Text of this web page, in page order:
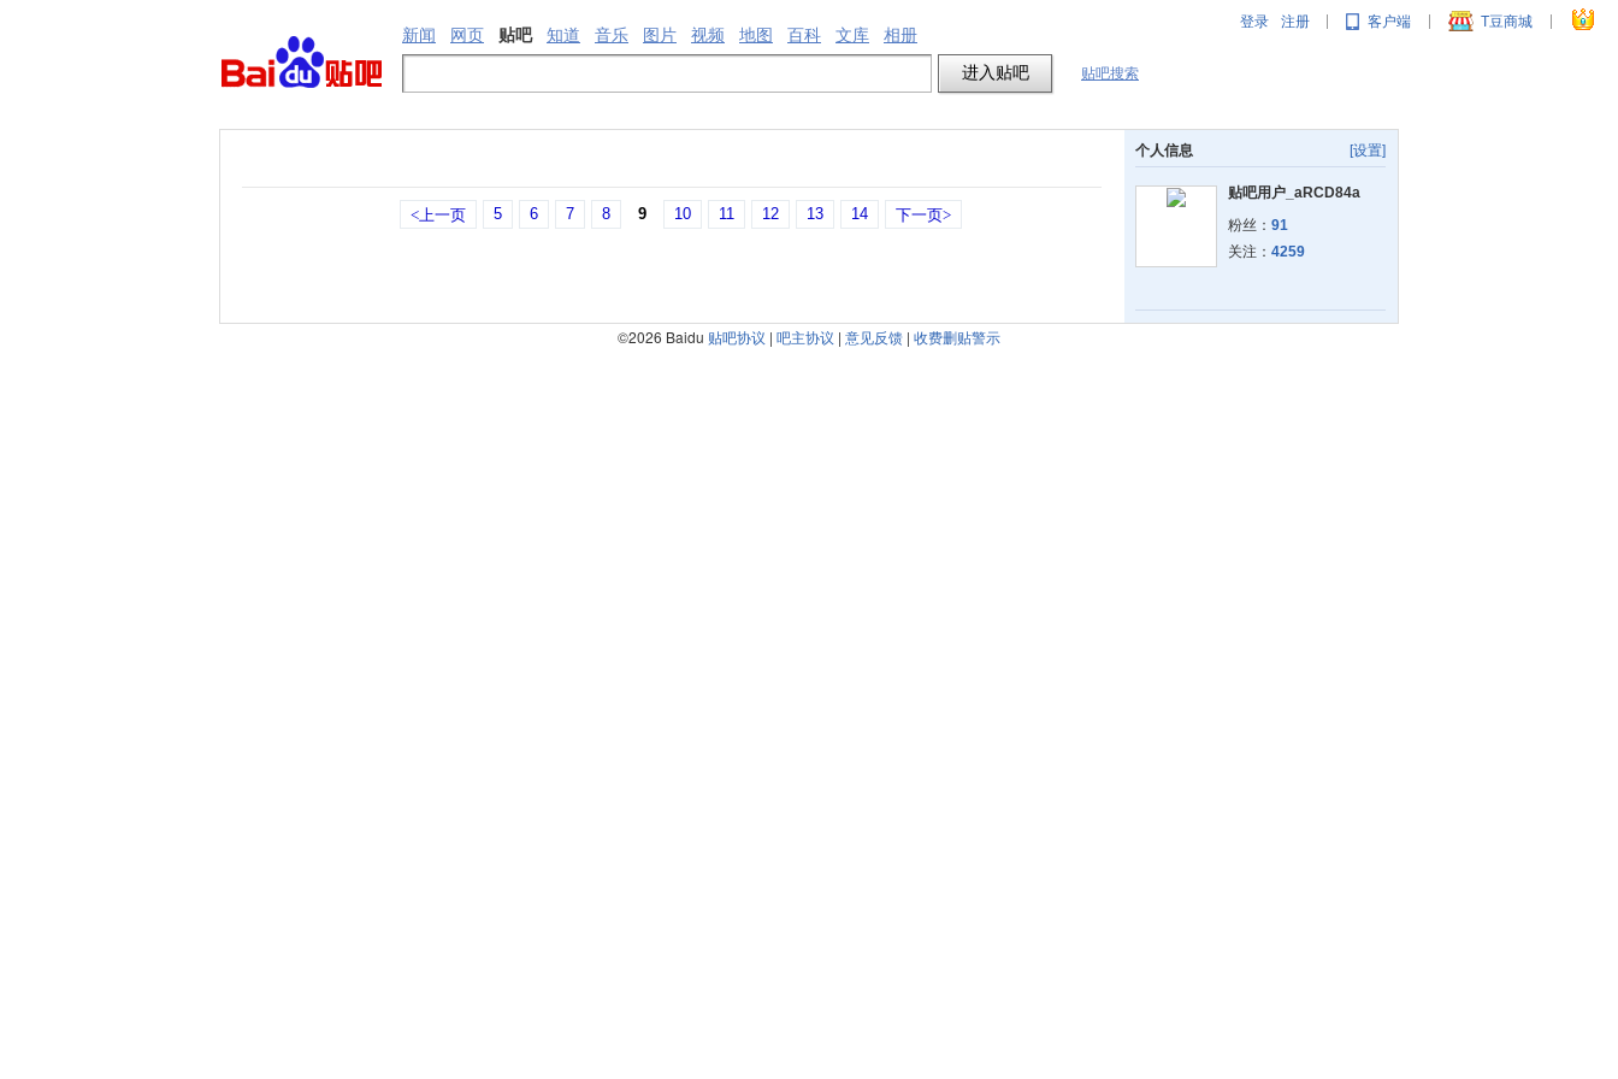
登录 注册 | 客户端 | T豆商城 |
新闻 网页 贴吧 知道 音乐 图片 视频 地图 百科 文库 相册
贴吧搜索
<上一页 5 6 7 8 9 10 11 12 13 14 下一页>
[设置]
个人信息
贴吧用户_aRCD84a
粉丝： 91
关注： 4259
©2026 Baidu 贴吧协议 | 吧主协议 | 意见反馈 | 收费删贴警示